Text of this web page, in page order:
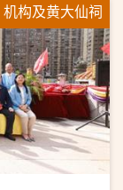
机构及黄大仙祠